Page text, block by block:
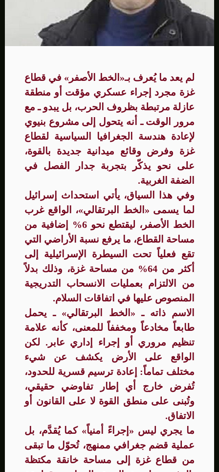
لم يعد ما يُعرف بـ«الخط الأصفر» في قطاع
غزة مجرد إجراء عسكري مؤقت أو منطقة
عازلة مرتبطة بظروف الحرب، بل يبدو ـ مع
مرور الوقت ـ أنه يتحول إلى مشروع بنيوي
لإعادة هندسة الجغرافيا السياسية لقطاع
غزة وفرض وقائع ميدانية جديدة بالقوة،
على نحو يذكّر بتجربة جدار الفصل في
الضفة الغربية.
وفي هذا السياق، يأتي استحداث إسرائيل
لما يسمى «الخط البرتقالي»، الواقع غرب
الخط الأصفر، ليقتطع نحو 6% إضافية من
مساحة القطاع، ما يرفع نسبة الأراضي التي
تقع فعلياً تحت السيطرة الإسرائيلية إلى
أكثر من 64% من مساحة غزة، وذلك بدلاً
من الالتزام بعمليات الانسحاب التدريجية
المنصوص عليها في اتفاقات السلام.
الاسم ذاته ـ «الخط البرتقالي» ـ يحمل
طابعاً مخادعاً ومخففاً للمعنى، كأنه علامة
تنظيم مروري أو إجراء إداري عابر. لكن
الواقع على الأرض يكشف عن شيء
مختلف تماماً: إعادة ترسيم قسرية للحدود،
تُفرض خارج أي إطار تفاوضي حقيقي،
وتُبنى على منطق القوة لا على القانون أو
الاتفاق.
ما يجري ليس «إجراءً أمنياً» كما يُقدَّم، بل
عملية قضم جغرافي ممنهج، تُحوّل ما تبقى
من قطاع غزة إلى مساحة خانقة مكتظة